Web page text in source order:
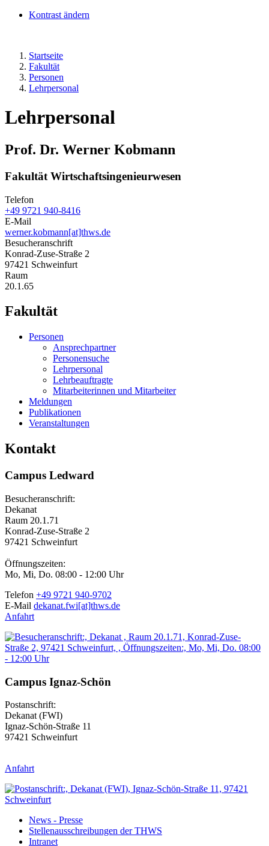
Kontrast ändern
Startseite
Fakultät
Personen
Lehrpersonal
Lehrpersonal
Prof. Dr. Werner Kobmann
Fakultät Wirtschaftsingenieurwesen
Telefon
+49 9721 940-8416
E-Mail
werner.kobmann[at]thws.de
Besucheranschrift
Konrad-Zuse-Straße 2
97421 Schweinfurt
Raum
20.1.65
Fakultät
Personen
Ansprechpartner
Personensuche
Lehrpersonal
Lehrbeauftragte
Mitarbeiterinnen und Mitarbeiter
Meldungen
Publikationen
Veranstaltungen
Kontakt
Campus Ledward
Besucheranschrift:
Dekanat
Raum 20.1.71
Konrad-Zuse-Straße 2
97421 Schweinfurt
Öffnungszeiten:
Mo, Mi, Do. 08:00 - 12:00 Uhr
Telefon +49 9721 940-9702
E-Mail dekanat.fwi[at]thws.de
Anfahrt
Campus Ignaz-Schön
Postanschrift:
Dekanat (FWI)
Ignaz-Schön-Straße 11
97421 Schweinfurt
Anfahrt
News - Presse
Stellenausschreibungen der THWS
Intranet